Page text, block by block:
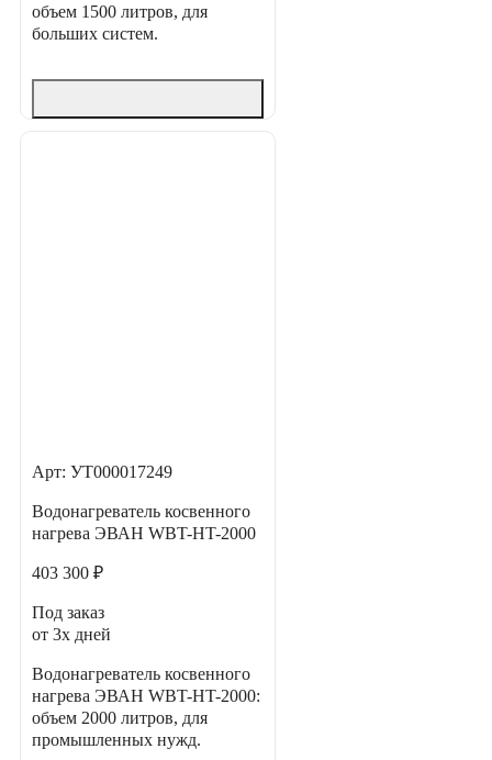
объем 1500 литров, для
больших систем.
Арт: УТ000017249
Водонагреватель косвенного
нагрева ЭВАН WBT-HT-2000
403 300 ₽
Под заказ
от 3х дней
Водонагреватель косвенного
нагрева ЭВАН WBT-HT-2000:
объем 2000 литров, для
промышленных нужд.